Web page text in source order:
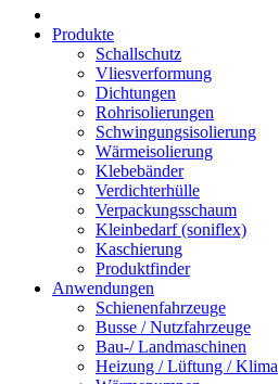
Produkte
Schallschutz
Vliesverformung
Dichtungen
Rohrisolierungen
Schwingungsisolierung
Wärmeisolierung
Klebebänder
Verdichterhülle
Verpackungsschaum
Kleinbedarf (soniflex)
Kaschierung
Produktfinder
Anwendungen
Schienenfahrzeuge
Busse / Nutzfahrzeuge
Bau-/ Landmaschinen
Heizung / Lüftung / Klima